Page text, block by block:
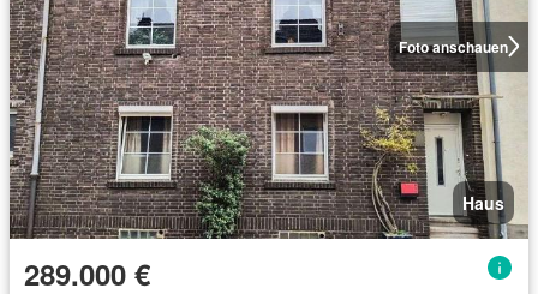
Foto anschauen
Haus
289.000 €